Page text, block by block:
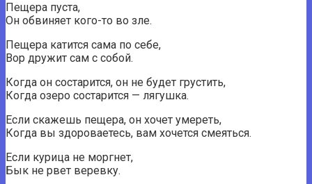
Пещера пуста,
Он обвиняет кого-то во зле.
Пещера катится сама по себе,
Вор дружит сам с собой.
Когда он состарится, он не будет грустить,
Когда озеро состарится — лягушка.
Если скажешь пещера, он хочет умереть,
Когда вы здороваетесь, вам хочется смеяться.
Если курица не моргнет,
Бык не рвет веревку.